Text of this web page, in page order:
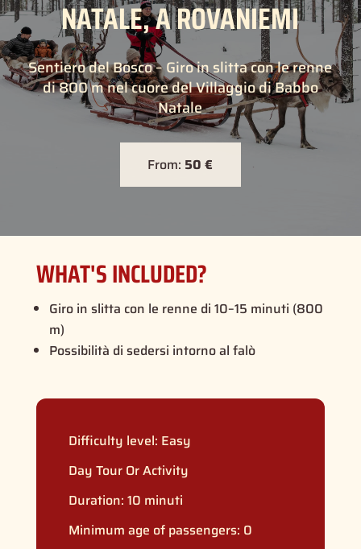
NATALE, A ROVANIEMI
Sentiero del Bosco – Giro in slitta con le renne
di 800 m nel cuore del Villaggio di Babbo
Natale
From: 50 €
WHAT'S INCLUDED?
Giro in slitta con le renne di 10–15 minuti (800
m)
Possibilità di sedersi intorno al falò
Difficulty level: Easy
Day Tour Or Activity
Duration: 10 minuti
Minimum age of passengers: 0